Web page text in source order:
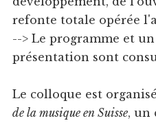
refonte totale opérée
--> Le programme et
présentation sont
Le colloque est
de la musique en Suisse, un